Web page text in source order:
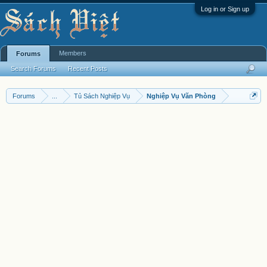
Log in or Sign up
Forums Tủ Sách Nghiệp Vụ Nghiệp Vụ Văn Phòng
Forums
Search Forums Recent Posts
Members